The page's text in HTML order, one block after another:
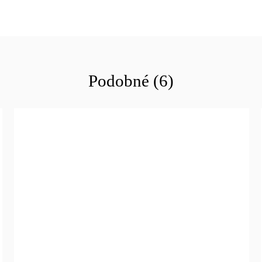
Podobné (6)